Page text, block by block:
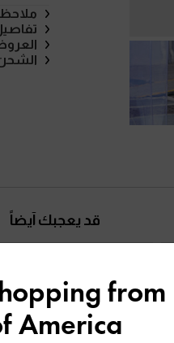
الشحن
قد يعجبك آيضاً
from
America